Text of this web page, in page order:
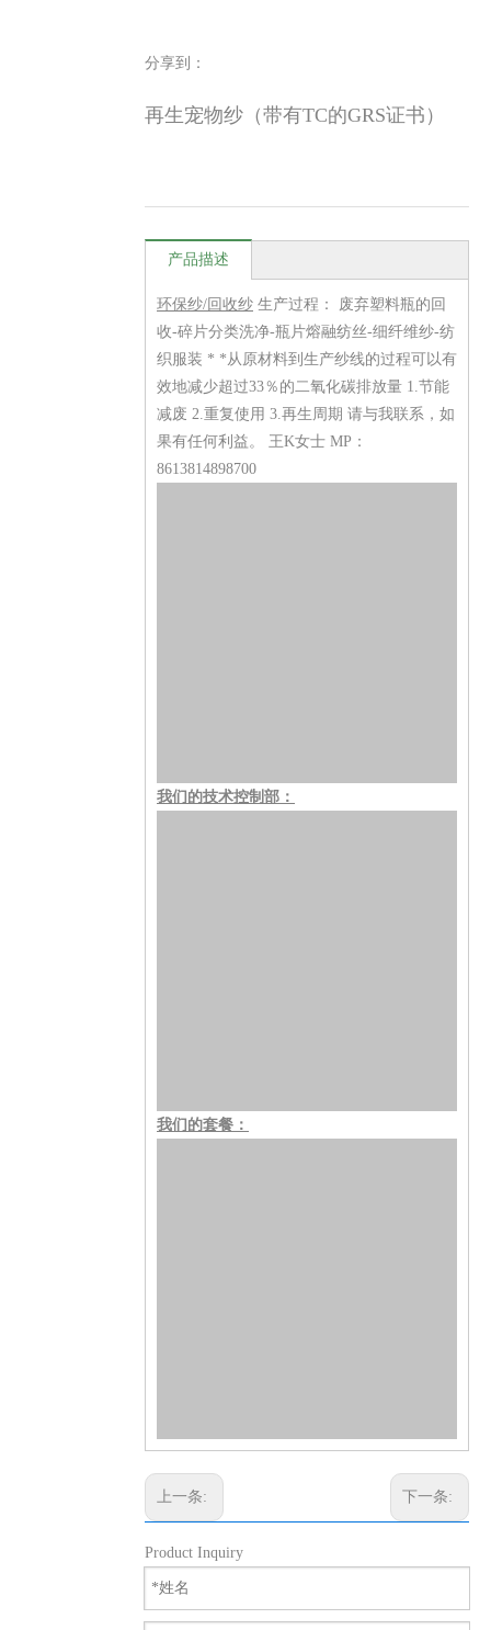
分享到：
再生宠物纱（带有TC的GRS证书）
产品描述
环保纱/回收纱 生产过程： 废弃塑料瓶的回
收-碎片分类洗净-瓶片熔融纺丝-细纤维纱-纺
织服装 * *从原材料到生产纱线的过程可以有
效地减少超过33％的二氧化碳排放量 1.节能
减废 2.重复使用 3.再生周期 请与我联系，如
果有任何利益。 王K女士 MP：
8613814898700
我们的技术控制部：
我们的套餐：
上一条: 下一条:
Product Inquiry